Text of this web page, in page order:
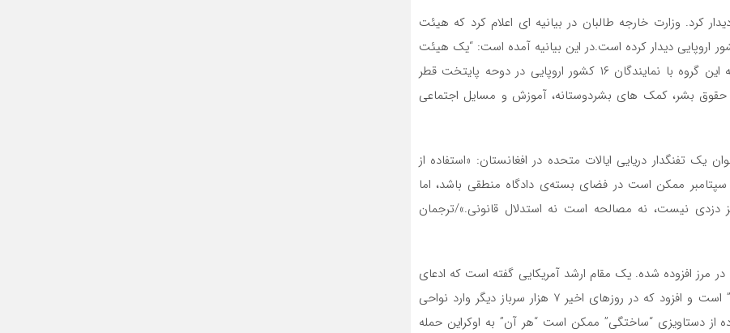
نمایندگان ۱۶ کشور اروپایی دیدار کرد. وزارت خارجه طالبان در بیانیه ای اعلام کرد که هیئت
در دوحه پایتخت قطر امروز با نمایندگان ۱۶ کشور اروپایی دیدار کرده است.در این بیانیه آمده است: “یک هیئت
بلندپایه به ریاست امیر خان متقی، سرپرست وزارت خارجه این گروه با نمایندگان ۱۶ کشور اروپایی در دوحه پایتخت قطر
حقوق بشر، کمک های بشردوستانه، آموزش و مسایل اجتماعی
تفنگدار دریایی ایالات متحده در افغانستان: «استفاده از
خارجی یک کشور برای جبران غرامت به قربانیان ۱۱ سپتامبر ممکن است در فضای بسته‌ی دادگاه منطقی باشد، اما
دزدی نیست، نه مصالحه است نه استدلال قانونی.»/ترجمان
در مرز افزوده شده. یک مقام ارشد آمریکایی گفته است که ادعای
روسیه دایر بر دور کردن نیروهایش از مرز با اوکراین “کذب” است و افزود که در روزهای اخیر ۷ هزار سرباز دیگر وارد نواحی
از دستاویزی “ساختگی” ممکن است “هر آن” به اوکراین حمله